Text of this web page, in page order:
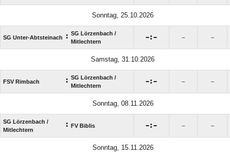
Sonntag, 25.10.2026
SG Unter-Abtsteinach : SG Lörzenbach /​
Mitlechtern
: – –
Samstag, 31.10.2026
FSV Rimbach : SG Lörzenbach /​
Mitlechtern
: – –
Sonntag, 08.11.2026
SG Lörzenbach /​
Mitlechtern
: FV Biblis : – –
Sonntag, 15.11.2026